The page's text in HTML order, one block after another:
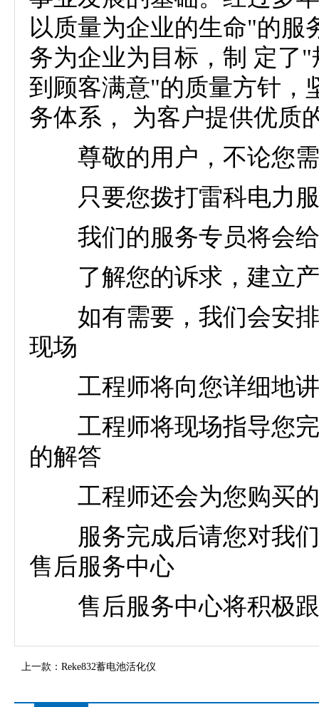
以质量为企业的生命"的服
务为企业为目标，制 定了
到顾客满意"的质量方针，
务体系， 为客户提供优质
尊敬的用户，不论您需
只要您拨打雷科电力服
我们的服务专员将会给
了解您的诉求，建立产
如有需要，我们会安排
现场
工程师将向您详细地讲
工程师将现场指导您完
的解答
工程师还会为您购买的
服务完成后请您对我们
售后服务中心
售后服务中心将积极跟
上一款： Reke832蓄电池活化仪